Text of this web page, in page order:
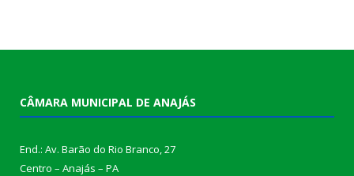
CÂMARA MUNICIPAL DE ANAJÁS
End.: Av. Barão do Rio Branco, 27
Centro – Anajás – PA